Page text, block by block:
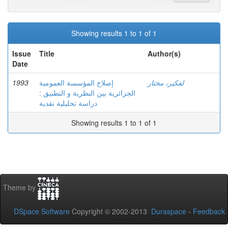
Showing results 1 to 1 of 1
Issue
Date
Title Author(s)
1993
إصلاح المؤسسة العمومية
الجزائرية بين النظرية و التطبيق :
دراسة تحليلية نقدية
لفكير، مختار
Showing results 1 to 1 of 1
Theme by
DSpace Software Copyright © 2002-2013 Duraspace - Feedback